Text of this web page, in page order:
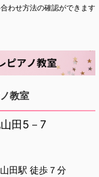
わせ方法の確認ができます
教室
田5－7
田駅 徒歩７分